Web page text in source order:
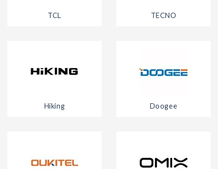
TCL TECNO
Hiking Doogee